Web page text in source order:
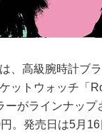
、高級腕時計ブ
ットウォッチ「
ーがラインナッ
。発売日は5月